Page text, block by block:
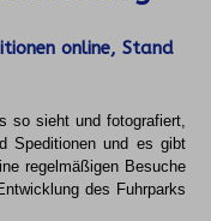
online, Stand
so sieht und fotografiert,
Speditionen und es gibt
regelmäßigen Besuche
des Fuhrparks